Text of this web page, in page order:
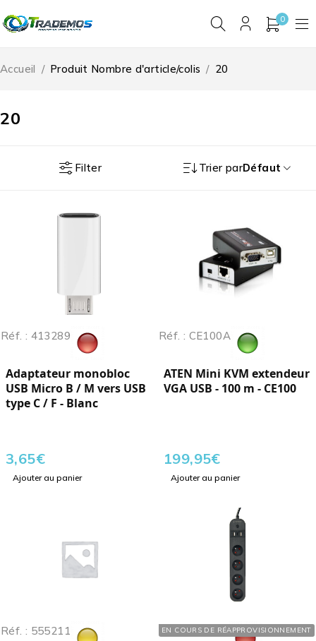
0
20
Accueil / Produit Nombre d'article/colis / 20
Filter Trier parDéfaut
Réf. : 413289
Adaptateur monobloc
USB Micro B / M vers USB
type C / F - Blanc
3,65€
Ajouter au panier
Réf. : CE100A
ATEN Mini KVM extendeur
VGA USB - 100 m - CE100
199,95€
Ajouter au panier
Réf. : 555211 EN COURS DE RÉAPPROVISIONNEMENT
Réf. : 558420